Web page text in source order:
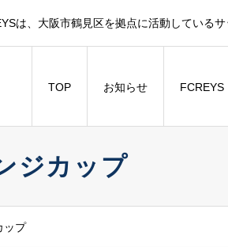
は、大阪市鶴見区を拠点に活動している
TOP お知らせ FCREYS
ジカップ
ップ